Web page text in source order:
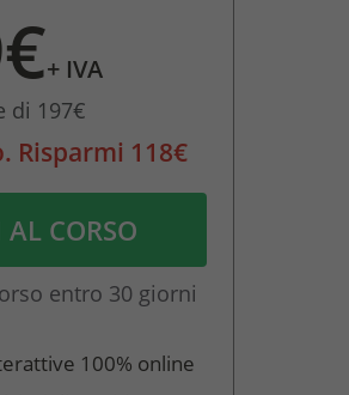
+ IVA
di 197€
Risparmi 118€
AL CORSO
entro 30 giorni
100% online